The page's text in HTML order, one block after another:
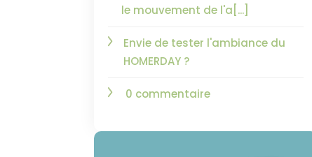
le mouvement de l'a[...]
Envie de tester l'ambiance du
HOMERDAY ?
0 commentaire